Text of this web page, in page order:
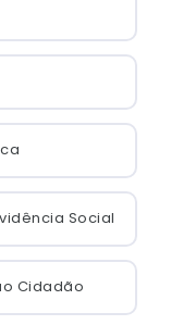
Social
Cidadão